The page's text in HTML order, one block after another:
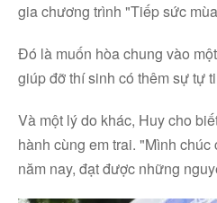
gia chương trình "Tiếp sức
Đó là muốn hòa chung vào
giúp đỡ thí sinh có thêm sự tự
Và một lý do khác, Huy cho
hành cùng em trai. "Mình
năm nay, đạt được những